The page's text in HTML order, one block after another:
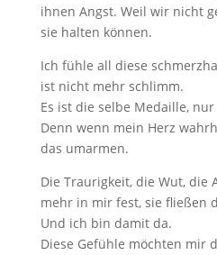
ihnen Angst. Weil wir nicht
sie halten können.
Ich fühle all diese
ist nicht mehr schlimm.
Es ist die selbe Medaille,
Denn wenn mein Herz
das umarmen.
Die Traurigkeit, die Wut, die
mehr in mir fest, sie fließen
Und ich bin damit da.
Diese Gefühle möchten mir